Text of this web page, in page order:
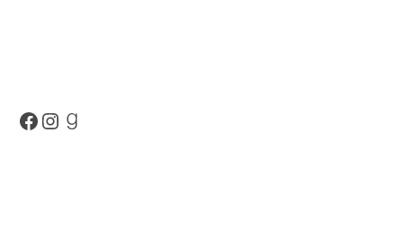
Facebook
Instagram
Goodreads